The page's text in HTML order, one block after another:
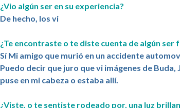
¿Vio algún ser en su experiencia?
De hecho, los vi
¿Te encontraste o te diste cuenta de algún ser
Sí Mi amigo que murió en un accidente
Puedo decir que juro que vi imágenes de
puse en mi cabeza o estaba allí.
¿Viste, o te sentiste rodeado por, una luz